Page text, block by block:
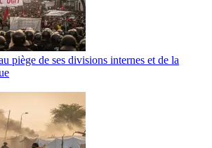
piège de ses divisions internes et de la